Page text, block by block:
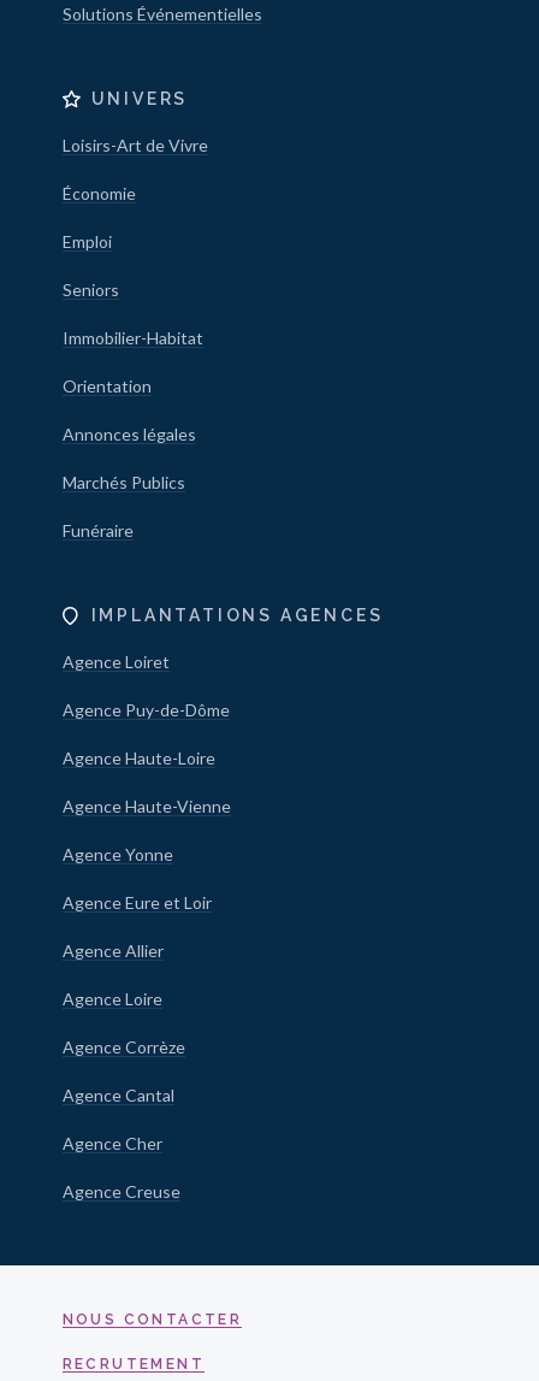
Solutions Événementielles
UNIVERS
Loisirs-Art de Vivre
Économie
Emploi
Seniors
Immobilier-Habitat
Orientation
Annonces légales
Marchés Publics
Funéraire
IMPLANTATIONS AGENCES
Agence Loiret
Agence Puy-de-Dôme
Agence Haute-Loire
Agence Haute-Vienne
Agence Yonne
Agence Eure et Loir
Agence Allier
Agence Loire
Agence Corrèze
Agence Cantal
Agence Cher
Agence Creuse
NOUS CONTACTER
RECRUTEMENT